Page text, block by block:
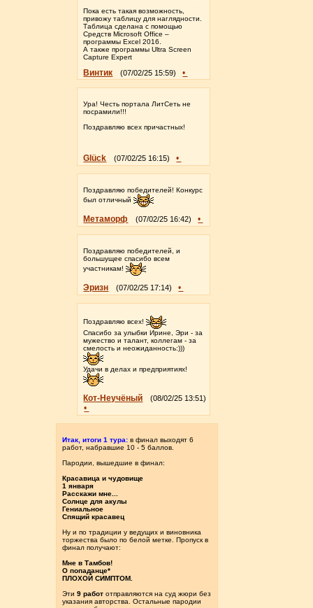
Пока есть такая возможность,
привожу таблицу для наглядности.
Таблица сделана с помощью
Средств Microsoft Office –
программы Excel 2016.
А также программы Ultra Screen
Capture Expert
Винтик (07/02/25 15:59) •
Ура! Честь портала ЛитСеть не
посрамили!!!
Поздравляю всех причастных!
Glück (07/02/25 16:15) •
Поздравляю победителей! Конкурс
был отличный
Метаморф (07/02/25 16:42) •
Поздравляю победителей, и
большущее спасибо всем
участникам!
Эризн (07/02/25 17:14) •
Поздравляю всех!
Спасибо за улыбки Ирине, Эри - за
мужество и талант, коллегам - за
смелость и неожиданность:)))
Удачи в делах и предприятиях!
Кот-Неучёный (08/02/25 13:51)
•
Итак, итоги 1 тура:в финал выходят 6
работ, набравшие 10 - 5 баллов.
Пародии, вышедшие в финал:
Красавица и чудовище
1 января
Расскажи мне...
Солнце для акулы
Гениальное
Спящий красавец
Ну и по традиции у ведущих и виновника
торжества было по белой метке. Пропуск в
финал получают:
Мне в Тамбов!
О попаданце*
ПЛОХОЙ СИМПТОМ.
Эти 9 работотправляются на суд жюри без
указания авторства. Остальные пародии